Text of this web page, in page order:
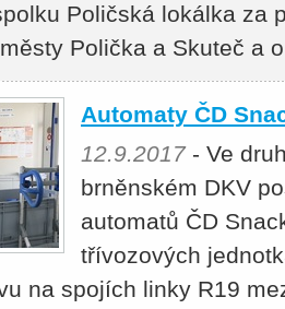
Poličská lokálka za
Polička a Skuteč a
Automaty ČD
12.9.2017- Ve
brněnském DKV
automatů ČD
třívozových
na spojích linky R19